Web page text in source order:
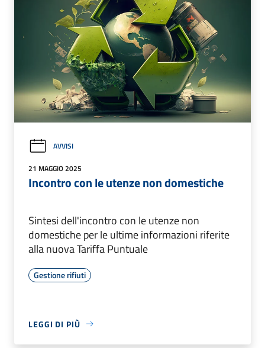
AVVISI
21 MAGGIO 2025
Incontro con le utenze non domestiche
Sintesi dell'incontro con le utenze non
domestiche per le ultime informazioni riferite
alla nuova Tariffa Puntuale
Gestione rifiuti
LEGGI DI PIÙ